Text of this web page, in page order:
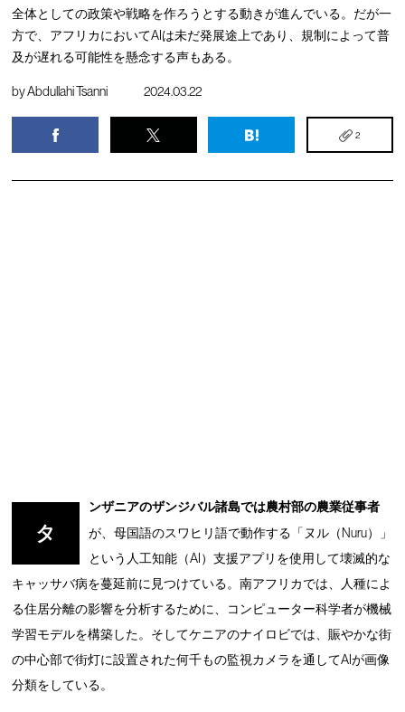
全体としての政策や戦略を作ろうとする動きが進んでいる。だが一
方で、アフリカにおいてAIは未だ発展途上であり、規制によって普
及が遅れる可能性を懸念する声もある。
byAbdullahi Tsanni 2024.03.22
2
タ
ンザニアのザンジバル諸島では農村部の農業従事者
が、母国語のスワヒリ語で動作する「ヌル（Nuru）」
という人工知能（AI）支援アプリを使用して壊滅的な
キャッサバ病を蔓延前に見つけている。南アフリカでは、人種によ
る住居分離の影響を分析するために、コンピューター科学者が機械
学習モデルを構築した。そしてケニアのナイロビでは、賑やかな街
の中心部で街灯に設置された何千もの監視カメラを通してAIが画像
分類をしている。